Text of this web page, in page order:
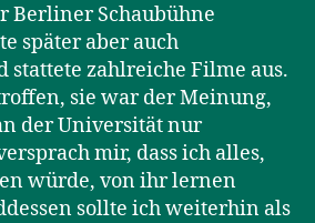
Berliner Schaubühne
später aber auch
zahlreiche Filme aus.
sie war der Meinung,
der Universität nur
mir, dass ich alles,
würde, von ihr lernen
sollte ich weiterhin als